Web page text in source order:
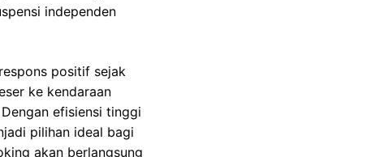
independen
positif sejak
ke kendaraan
efisiensi tinggi
pilihan ideal bagi
akan berlangsung